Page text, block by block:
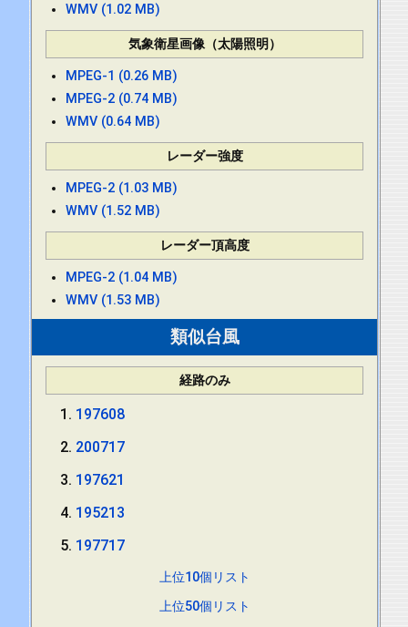
WMV (1.02 MB)
気象衛星画像（太陽照明）
MPEG-1 (0.26 MB)
MPEG-2 (0.74 MB)
WMV (0.64 MB)
レーダー強度
MPEG-2 (1.03 MB)
WMV (1.52 MB)
レーダー頂高度
MPEG-2 (1.04 MB)
WMV (1.53 MB)
類似台風
経路のみ
197608
200717
197621
195213
197717
上位10個リスト
上位50個リスト